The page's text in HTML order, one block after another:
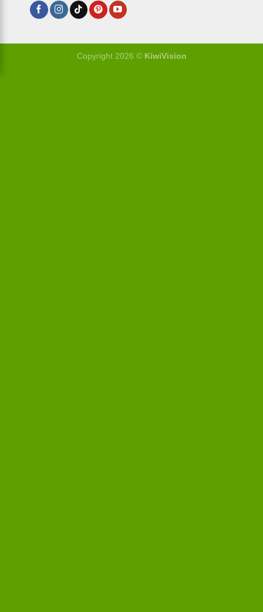
Copyright 2026 © KiwiVision